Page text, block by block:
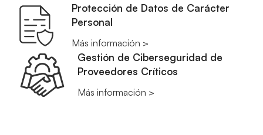
Protección de Datos de Carácter
Personal
Más información >
Gestión de Ciberseguridad de
Proveedores Críticos
Más información >